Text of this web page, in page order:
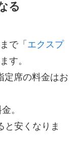
る
で「 エクスプ
す。
定席の料金はお
。
と安くなりま